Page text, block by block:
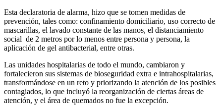
Esta declaratoria de alarma, hizo que se tomen medidas de
prevención, tales como: confinamiento domiciliario, uso correcto de
mascarillas, el lavado constante de las manos, el distanciamiento
social de 2 metros por lo menos entre persona y persona, la
aplicación de gel antibacterial, entre otras.
Las unidades hospitalarias de todo el mundo, cambiaron y
fortalecieron sus sistemas de bioseguridad extra e intrahospitalarias,
transformándose en un reto y priorizando la atención de los posibles
contagiados, lo que incluyó la reorganización de ciertas áreas de
atención, y el área de quemados no fue la excepción.